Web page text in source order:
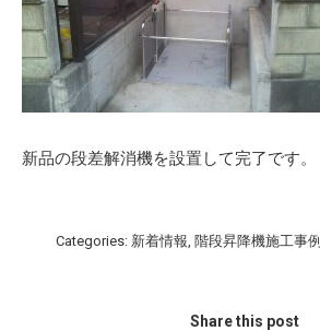
新品の段差解消機を設置して完了です。
Categories: 新着情報, 階段昇降機施工事例
Share this post